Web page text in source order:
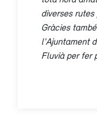
diverses
Gràcies
l'Ajuntament
Fluvià per fer